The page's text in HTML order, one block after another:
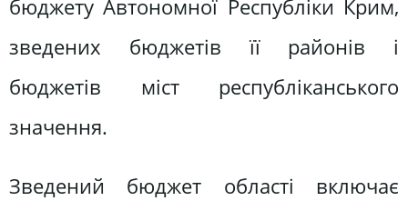
бюджету Автономної Республіки Крим,
зведених бюджетів її районів і
бюджетів міст республіканського
значення.
Зведений бюджет області включає